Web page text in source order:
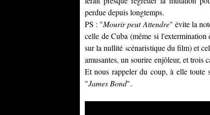
perdue depuis longtemps.
PS : "Mourir peut Attendre" évite la
celle de Cuba (même si
sur la nullité scénaristique du film) et
amusantes, un sourire enjôleur, et trois
Et nous rappeler du coup, à elle toute
"James Bond".